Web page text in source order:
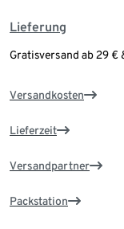
Lieferung
Gratisversand ab 29 €
Versandkosten
Lieferzeit
Versandpartner
Packstation